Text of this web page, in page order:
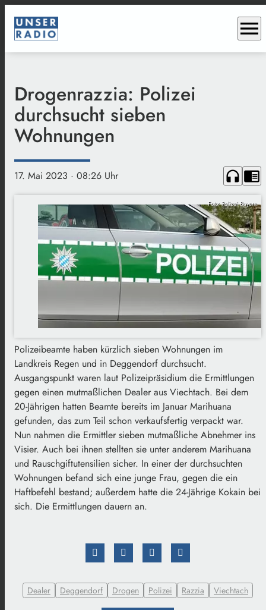
menu
Drogenrazzia: Polizei
durchsucht sieben
Wohnungen
17. Mai 2023 · 08:26 Uhr headphones chrome_reader_mode
Foto: Polizei Bayern
Polizeibeamte haben kürzlich sieben Wohnungen im
Landkreis Regen und in Deggendorf durchsucht.
Ausgangspunkt waren laut Polizeipräsidium die Ermittlungen
gegen einen mutmaßlichen Dealer aus Viechtach. Bei dem
20-Jährigen hatten Beamte bereits im Januar Marihuana
gefunden, das zum Teil schon verkaufsfertig verpackt war.
Nun nahmen die Ermittler sieben mutmaßliche Abnehmer ins
Visier. Auch bei ihnen stellten sie unter anderem Marihuana
und Rauschgiftutensilien sicher. In einer der durchsuchten
Wohnungen befand sich eine junge Frau, gegen die ein
Haftbefehl bestand; außerdem hatte die 24-Jährige Kokain bei
sich. Die Ermittlungen dauern an.
Dealer Deggendorf Drogen Polizei Razzia Viechtach